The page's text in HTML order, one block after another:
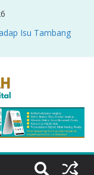
Isu Tambang
PADA TAFSIR
“Ketika
Menjadi